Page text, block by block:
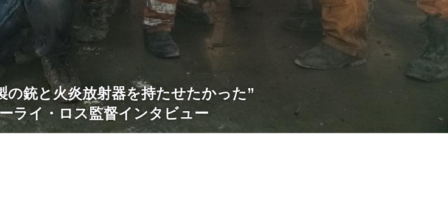
の銃と火炎放射器を持たせたかった”
ライ・ロス監督インタビュー